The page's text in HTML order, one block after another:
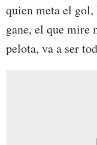
quien meta el
gane, el que mire
pelota, va a ser